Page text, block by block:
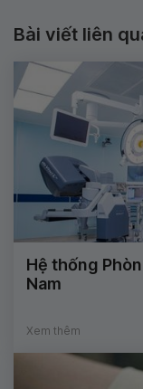
Bài viết liên
Hệ thống
Nam
Xem thêm